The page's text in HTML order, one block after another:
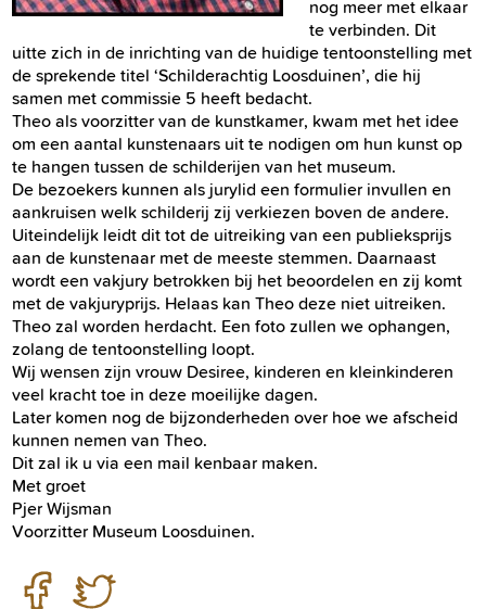
nog meer met elkaar
te verbinden. Dit
uitte zich in de inrichting van de huidige tentoonstelling met
de sprekende titel ‘Schilderachtig Loosduinen’, die hij
samen met commissie 5 heeft bedacht.
Theo als voorzitter van de kunstkamer, kwam met het idee
om een aantal kunstenaars uit te nodigen om hun kunst op
te hangen tussen de schilderijen van het museum.
De bezoekers kunnen als jurylid een formulier invullen en
aankruisen welk schilderij zij verkiezen boven de andere.
Uiteindelijk leidt dit tot de uitreiking van een publieksprijs
aan de kunstenaar met de meeste stemmen. Daarnaast
wordt een vakjury betrokken bij het beoordelen en zij komt
met de vakjuryprijs. Helaas kan Theo deze niet uitreiken.
Theo zal worden herdacht. Een foto zullen we ophangen,
zolang de tentoonstelling loopt.
Wij wensen zijn vrouw Desiree, kinderen en kleinkinderen
veel kracht toe in deze moeilijke dagen.
Later komen nog de bijzonderheden over hoe we afscheid
kunnen nemen van Theo.
Dit zal ik u via een mail kenbaar maken.
Met groet
Pjer Wijsman
Voorzitter Museum Loosduinen.